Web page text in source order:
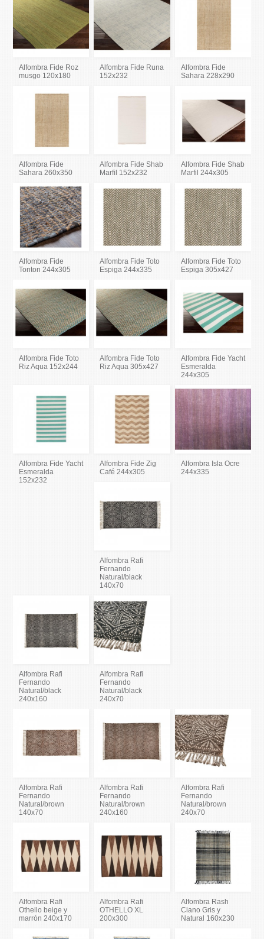
Alfombra Fide Roz
musgo 120x180
Alfombra Fide Runa
152x232
Alfombra Fide
Sahara 228x290
Alfombra Fide
Sahara 260x350
Alfombra Fide Shab
Marfil 152x232
Alfombra Fide Shab
Marfil 244x305
Alfombra Fide
Tonton 244x305
Alfombra Fide Toto
Espiga 244x335
Alfombra Fide Toto
Espiga 305x427
Alfombra Fide Toto
Riz Aqua 152x244
Alfombra Fide Toto
Riz Aqua 305x427
Alfombra Fide Yacht
Esmeralda
244x305
Alfombra Fide Yacht
Esmeralda
152x232
Alfombra Fide Zig
Café 244x305
Alfombra Isla Ocre
244x335
Alfombra Rafi
Fernando
Natural/black
140x70
Alfombra Rafi
Fernando
Natural/black
240x160
Alfombra Rafi
Fernando
Natural/black
240x70
Alfombra Rafi
Fernando
Natural/brown
140x70
Alfombra Rafi
Fernando
Natural/brown
240x160
Alfombra Rafi
Fernando
Natural/brown
240x70
Alfombra Rafi
Othello beige y
marrón 240x170
Alfombra Rafi
OTHELLO XL
200x300
Alfombra Rash
Ciano Gris y
Natural 160x230